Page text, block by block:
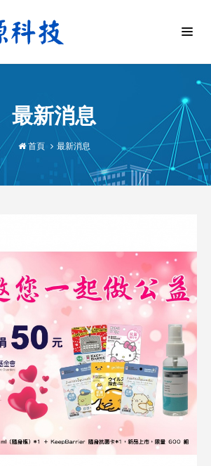
最新消息
首頁 最新消息